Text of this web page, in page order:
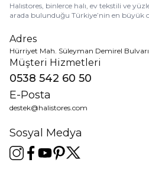
Halıstores, binlerce halı, ev tekstili ve
arada bulunduğu Türkiye’nin en büyük
Adres
Hürriyet Mah. Süleyman Demirel
Müşteri Hizmetleri
0538 542 60 50
E-Posta
destek@halistores.com
Sosyal Medya